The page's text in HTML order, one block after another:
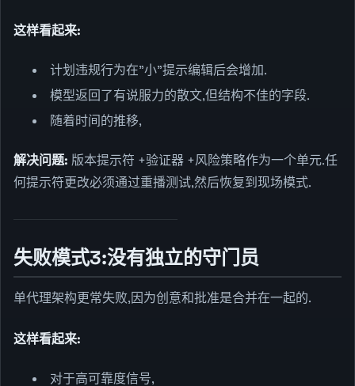
这样看起来:
计划违规行为在"小"提示编辑后会增加.
模型返回了有说服力的散文,但结构不佳的字段.
随着时间的推移,
解决问题: 版本提示符 +验证器 +风险策略作为一个单元.任
何提示符更改必须通过重播测试,然后恢复到现场模式.
失败模式3:没有独立的守门员
单代理架构更常失败,因为创意和批准是合并在一起的.
这样看起来:
对于高可靠度信号,